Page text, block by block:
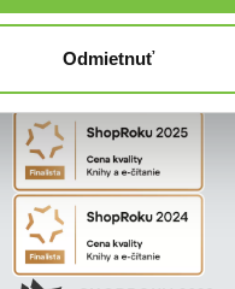
Odmietnuť